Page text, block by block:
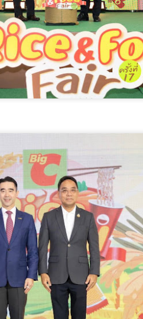
ดเวที
เคลื่อน
รรม
AUG
6
กรมพัฒน์ คว้าร
GDCC GOV
Awards ตอกย้ำ
สำเร็จของระบบ
Online
ขับเคลื่อนการพั
กำลังคนที่ทันสมั
กรมพัฒน์ คว้ารางวัล
Cloud Awards ตอกย้ำควา
ย จับมือ กระทรวงวัฒนธรรม แถ
ระกวดอัตลักษณ์อาหารภูมิภาค "รส